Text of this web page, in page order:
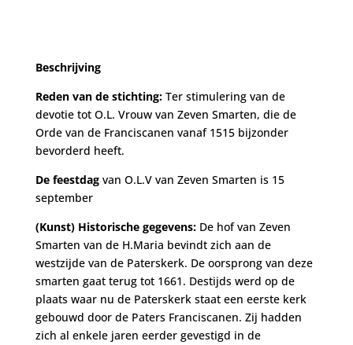
Beschrijving
Reden van de stichting: Ter stimulering van de
devotie tot O.L. Vrouw van Zeven Smarten, die de
Orde van de Franciscanen vanaf 1515 bijzonder
bevorderd heeft.
De feestdagvan O.L.V van Zeven Smarten is 15
september
(Kunst) Historische gegevens: De hof van Zeven
Smarten van de H.Maria bevindt zich aan de
westzijde van de Paterskerk. De oorsprong van deze
smarten gaat terug tot 1661. Destijds werd op de
plaats waar nu de Paterskerk staat een eerste kerk
gebouwd door de Paters Franciscanen. Zij hadden
zich al enkele jaren eerder gevestigd in de